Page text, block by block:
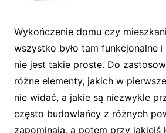
Wykończenie domu czy
wszystko było tam funkcjonalne
nie jest takie proste. Do
różne elementy, jakich w
nie widać, a jakie są niezwykle
często budowlańcy z różnych
zapominają, a potem przy jakiejś